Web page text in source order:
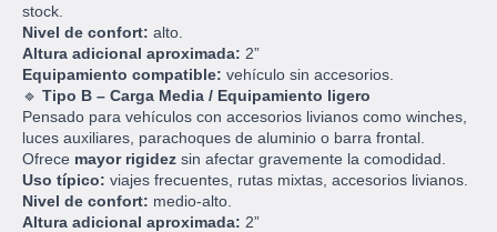
stock.
Nivel de confort: alto.
Altura adicional aproximada: 2”
Equipamiento compatible: vehículo sin accesorios.
🔹 Tipo B – Carga Media / Equipamiento ligero
Pensado para vehículos con accesorios livianos como winches,
luces auxiliares, parachoques de aluminio o barra frontal.
Ofrece mayor rigidez sin afectar gravemente la comodidad.
Uso típico: viajes frecuentes, rutas mixtas, accesorios livianos.
Nivel de confort: medio-alto.
Altura adicional aproximada: 2”